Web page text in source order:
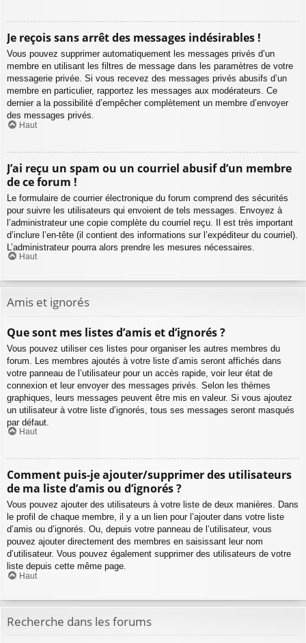
Je reçois sans arrêt des messages indésirables !
Vous pouvez supprimer automatiquement les messages privés d’un
membre en utilisant les filtres de message dans les paramètres de votre
messagerie privée. Si vous recevez des messages privés abusifs d’un
membre en particulier, rapportez les messages aux modérateurs. Ce
dernier a la possibilité d’empêcher complètement un membre d’envoyer
des messages privés.
Haut
J’ai reçu un spam ou un courriel abusif d’un membre
de ce forum !
Le formulaire de courrier électronique du forum comprend des sécurités
pour suivre les utilisateurs qui envoient de tels messages. Envoyez à
l’administrateur une copie complète du courriel reçu. Il est très important
d’inclure l’en-tête (il contient des informations sur l’expéditeur du courriel).
L’administrateur pourra alors prendre les mesures nécessaires.
Haut
Amis et ignorés
Que sont mes listes d’amis et d’ignorés ?
Vous pouvez utiliser ces listes pour organiser les autres membres du
forum. Les membres ajoutés à votre liste d’amis seront affichés dans
votre panneau de l’utilisateur pour un accès rapide, voir leur état de
connexion et leur envoyer des messages privés. Selon les thèmes
graphiques, leurs messages peuvent être mis en valeur. Si vous ajoutez
un utilisateur à votre liste d’ignorés, tous ses messages seront masqués
par défaut.
Haut
Comment puis-je ajouter/supprimer des utilisateurs
de ma liste d’amis ou d’ignorés ?
Vous pouvez ajouter des utilisateurs à votre liste de deux manières. Dans
le profil de chaque membre, il y a un lien pour l’ajouter dans votre liste
d’amis ou d’ignorés. Ou, depuis votre panneau de l’utilisateur, vous
pouvez ajouter directement des membres en saisissant leur nom
d’utilisateur. Vous pouvez également supprimer des utilisateurs de votre
liste depuis cette même page.
Haut
Recherche dans les forums